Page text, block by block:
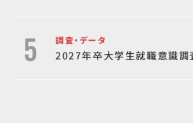
調査・データ
2027年卒大学生就職意識調